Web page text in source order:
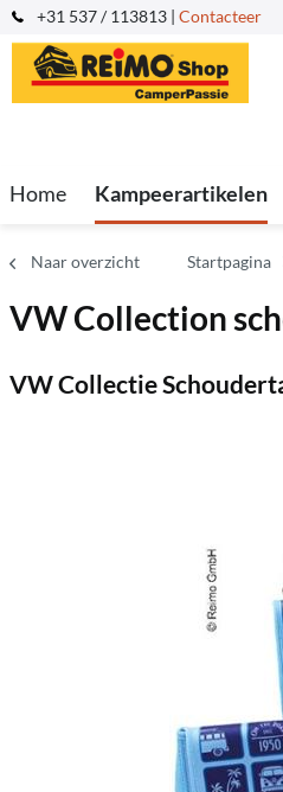
+31 537 / 113813 | Contacteer
Home Kampeerartikelen
Naar overzicht Startpagina
VW Collection
VW Collectie